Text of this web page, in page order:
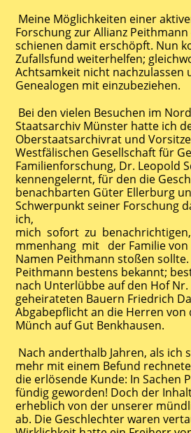
Meine Möglichkeiten einer
Forschung zur Allianz
schienen damit erschöpft. Nun
Zufallsfund weiterhelfen;
Achtsamkeit nicht nachzulassen
Genealogen mit einzubeziehen.
Bei den vielen Besuchen im
Staatsarchiv Münster hatte ich
Oberstaatsarchivrat und
Westfälischen Gesellschaft für
Familienforschung, Dr. Leopold
kennengelernt, für den die
benachbarten Güter Ellerburg
Schwerpunkt seiner Forschung
ich,
mich sofort zu
mmenhang mit der Familie von
Namen Peithmann stoßen
Peithmann bestens bekannt;
nach Unterlübbe auf den Hof
geheirateten Bauern Friedrich
Abgabepflicht an die Herren von
Münch auf Gut Benkhausen.
Nach anderthalb Jahren, als ich
mehr mit einem Befund
die erlösende Kunde: In Sachen
fündig geworden! Doch der
erheblich von der unserer
ab. Die Geschlechter waren